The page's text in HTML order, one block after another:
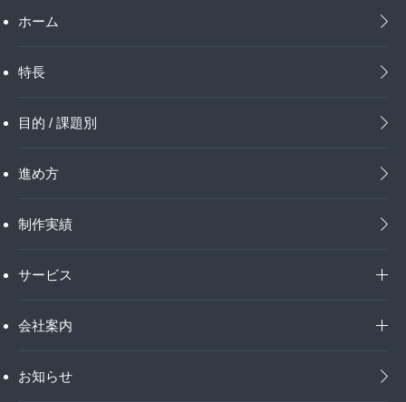
ホーム
特長
目的 / 課題別
進め方
制作実績
サービス
会社案内
お知らせ